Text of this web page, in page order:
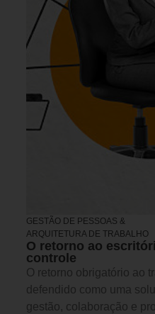
GESTÃO DE PESSOAS &
ARQUITETURA DE TRABALHO
O retorno ao
controle
O retorno obrigatório ao
defendido como uma
gestão, colaboração e